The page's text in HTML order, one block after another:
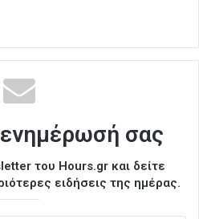
σας
του Hours.gr και δείτε
ειδήσεις της ημέρας.